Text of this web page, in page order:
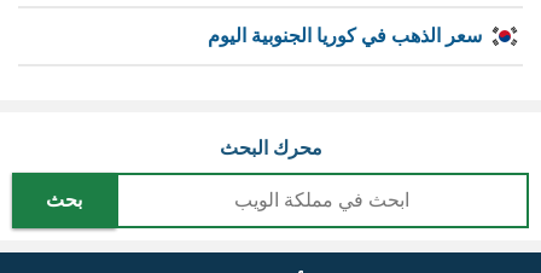
سعر الذهب في كوريا الجنوبية اليوم
محرك البحث
بحث